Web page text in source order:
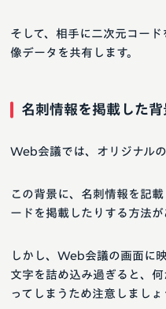
そして、相手に二次元コー
像データを共有します。
名刺情報を掲載した
Web会議では、オリジナル
この背景に、名刺情報を記
ードを掲載したりする方法が
しかし、Web会議の画面に
文字を詰め込み過ぎると、
ってしまうため注意しましょ